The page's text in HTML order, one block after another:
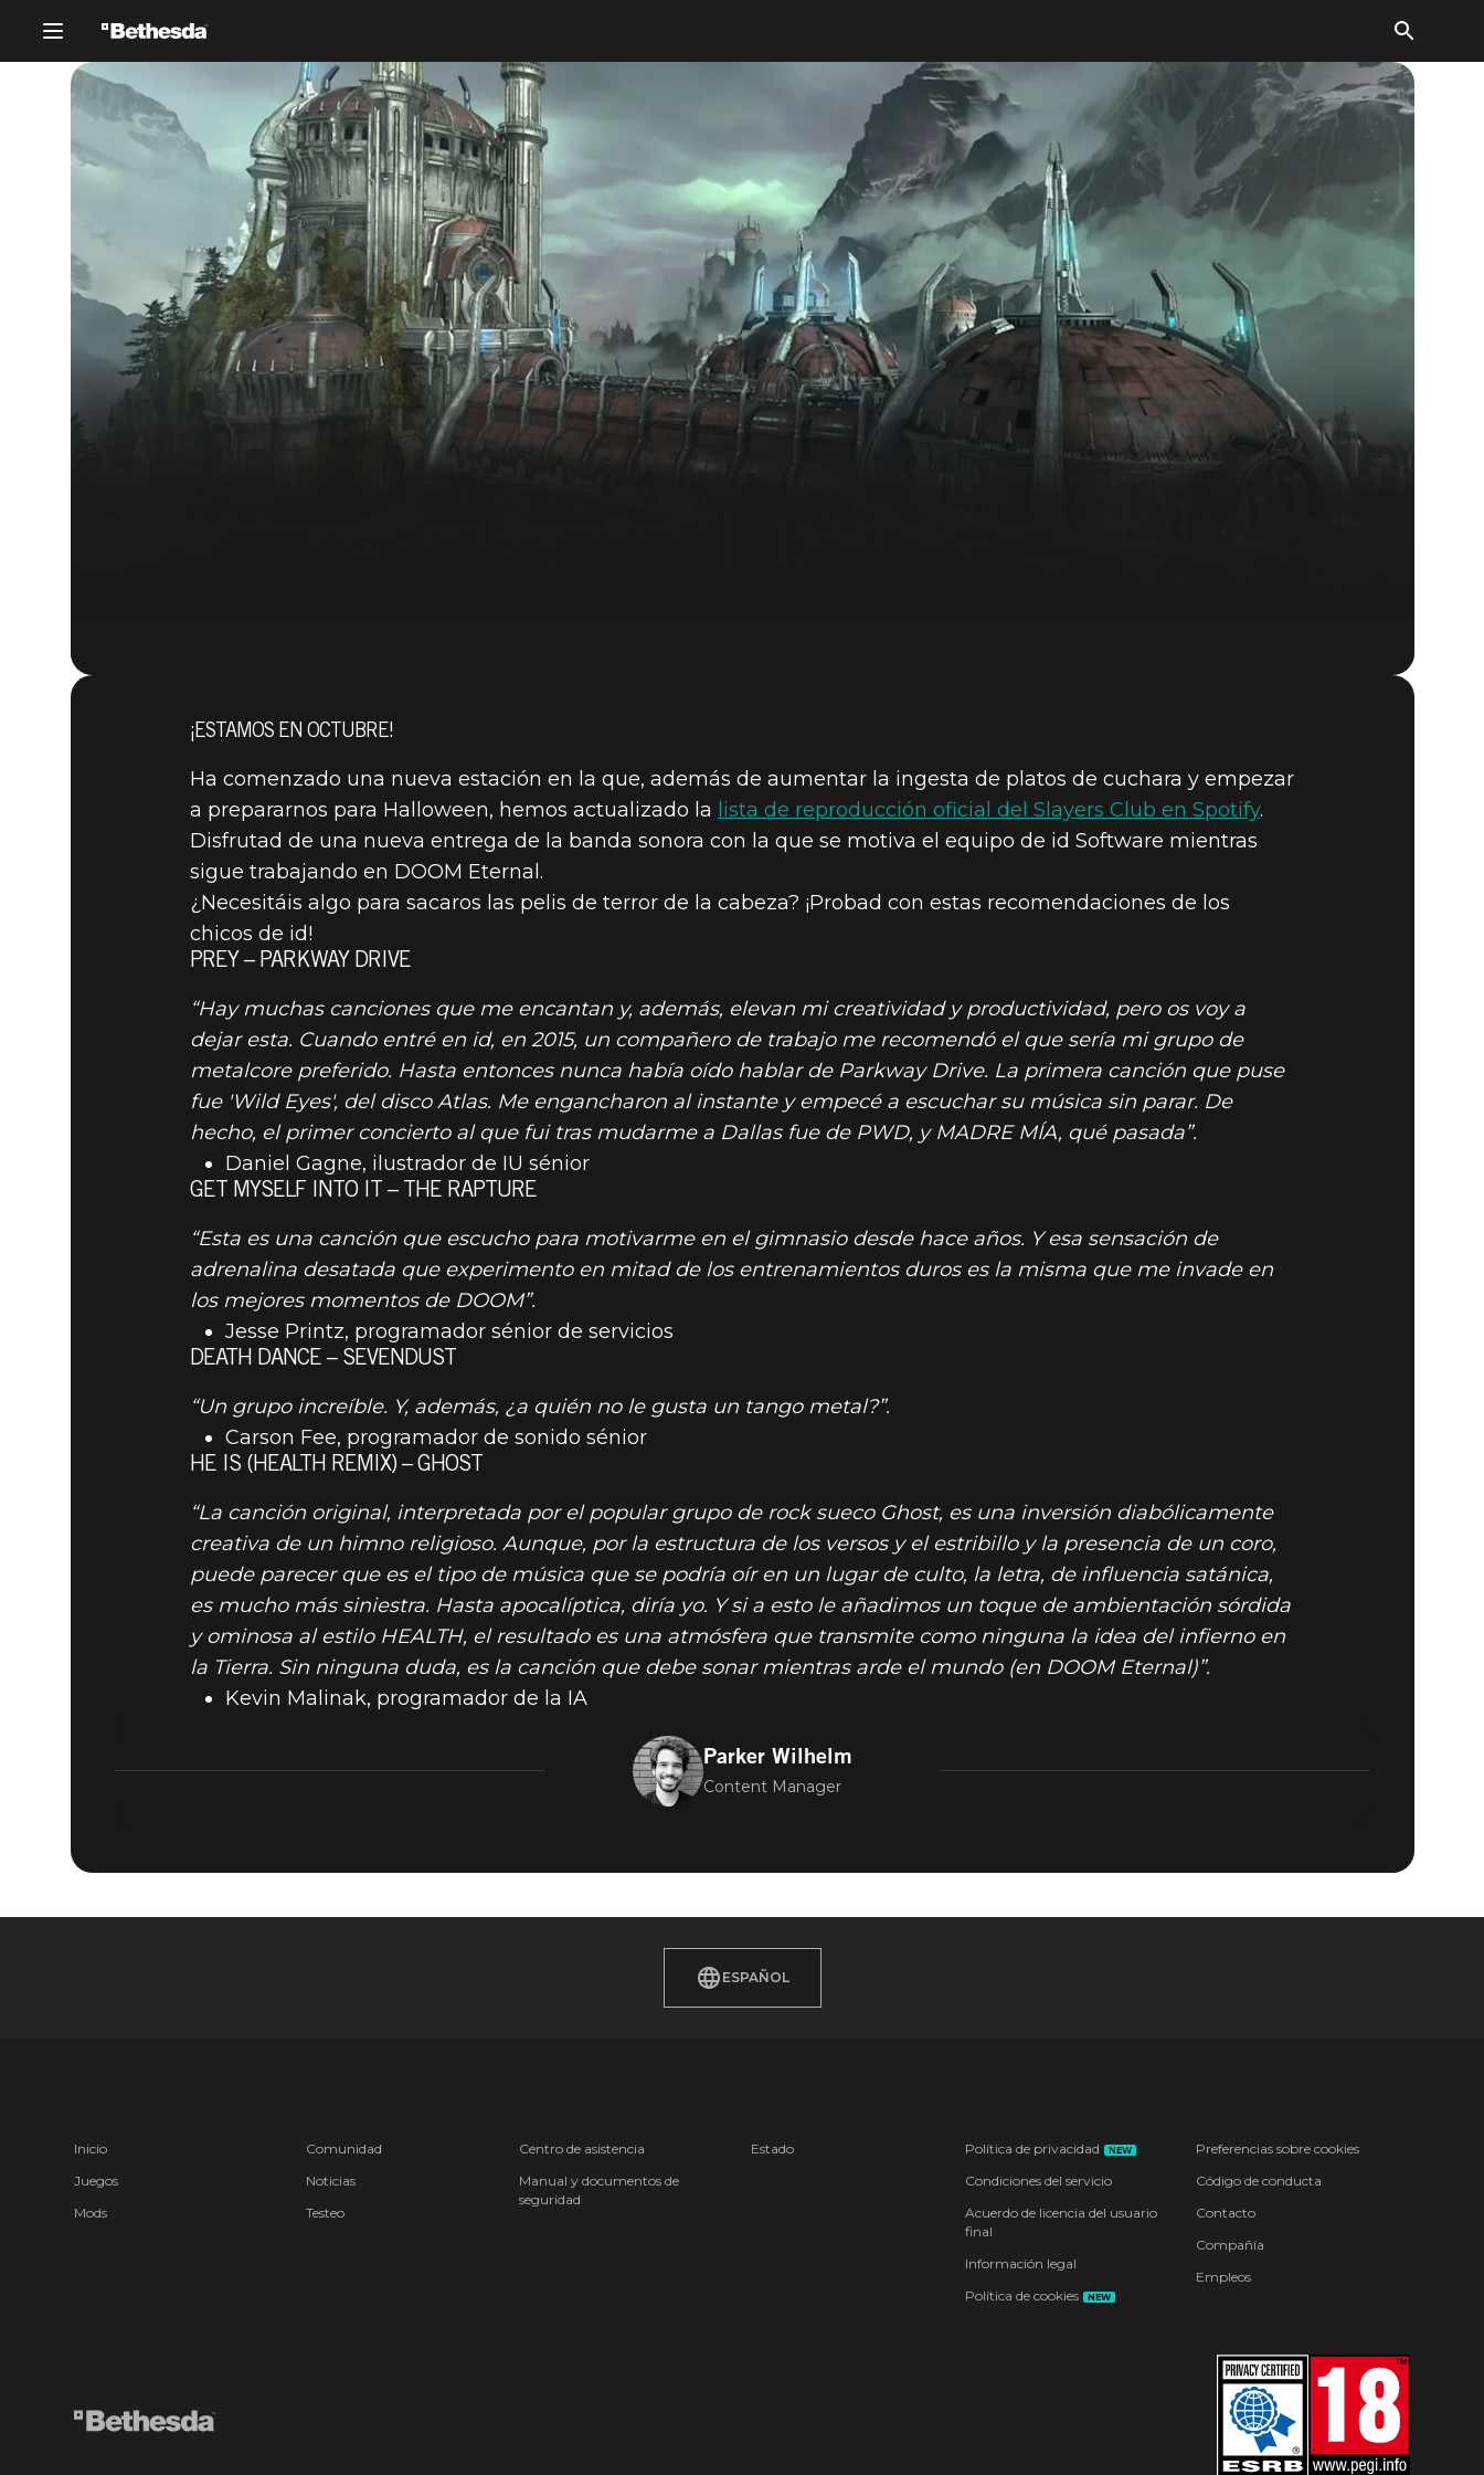
DOOM® Eternal 02 de octubre de 2019
INSPIRACIÓN MUSICAL DOOM
PARA OCTUBRE
¡ESTAMOS EN OCTUBRE!
Ha comenzado una nueva estación en la que, además de aumentar la ingesta de platos de cuchara y empezar
a prepararnos para Halloween, hemos actualizado la lista de reproducción oficial del Slayers Club en Spotify.
Disfrutad de una nueva entrega de la banda sonora con la que se motiva el equipo de id Software mientras
sigue trabajando en DOOM Eternal.
¿Necesitáis algo para sacaros las pelis de terror de la cabeza? ¡Probad con estas recomendaciones de los
chicos de id!
PREY – PARKWAY DRIVE
“Hay muchas canciones que me encantan y, además, elevan mi creatividad y productividad, pero os voy a
dejar esta. Cuando entré en id, en 2015, un compañero de trabajo me recomendó el que sería mi grupo de
metalcore preferido. Hasta entonces nunca había oído hablar de Parkway Drive. La primera canción que puse
fue 'Wild Eyes', del disco Atlas. Me engancharon al instante y empecé a escuchar su música sin parar. De
hecho, el primer concierto al que fui tras mudarme a Dallas fue de PWD, y MADRE MÍA, qué pasada”.
Daniel Gagne, ilustrador de IU sénior
GET MYSELF INTO IT – THE RAPTURE
“Esta es una canción que escucho para motivarme en el gimnasio desde hace años. Y esa sensación de
adrenalina desatada que experimento en mitad de los entrenamientos duros es la misma que me invade en
los mejores momentos de DOOM”.
Jesse Printz, programador sénior de servicios
DEATH DANCE – SEVENDUST
“Un grupo increíble. Y, además, ¿a quién no le gusta un tango metal?”.
Carson Fee, programador de sonido sénior
HE IS (HEALTH REMIX) – GHOST
“La canción original, interpretada por el popular grupo de rock sueco Ghost, es una inversión diabólicamente
creativa de un himno religioso. Aunque, por la estructura de los versos y el estribillo y la presencia de un coro,
puede parecer que es el tipo de música que se podría oír en un lugar de culto, la letra, de influencia satánica,
es mucho más siniestra. Hasta apocalíptica, diría yo. Y si a esto le añadimos un toque de ambientación sórdida
y ominosa al estilo HEALTH, el resultado es una atmósfera que transmite como ninguna la idea del infierno en
la Tierra. Sin ninguna duda, es la canción que debe sonar mientras arde el mundo (en DOOM Eternal)”.
Kevin Malinak, programador de la IA
Parker Wilhelm
Content Manager
ESPAÑOL
Inicio
Juegos
Mods
Comunidad
Noticias
Testeo
Centro de asistencia
Manual y documentos de
seguridad
Estado Política de privacidad NEW
Condiciones del servicio
Acuerdo de licencia del usuario
final
Información legal
Política de cookies
NEW
Preferencias sobre cookies
Código de conducta
Contacto
Compañía
Empleos